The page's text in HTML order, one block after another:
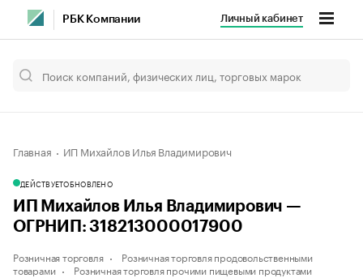
РБК Компании Личный кабинет
Главная ИП Михайлов Илья Владимирович
ДЕЙСТВУЕТОБНОВЛЕНО
ИП Михайлов Илья Владимирович —
ОГРНИП: 318213000017900
Розничная торговля
Розничная торговля продовольственными
товарами
Розничная торговля прочими пищевыми продуктами